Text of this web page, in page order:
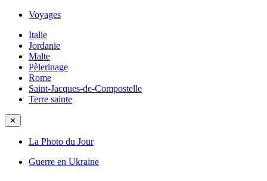
Voyages
Italie
Jordanie
Malte
Pèlerinage
Rome
Saint-Jacques-de-Compostelle
Terre sainte
✕
La Photo du Jour
Guerre en Ukraine